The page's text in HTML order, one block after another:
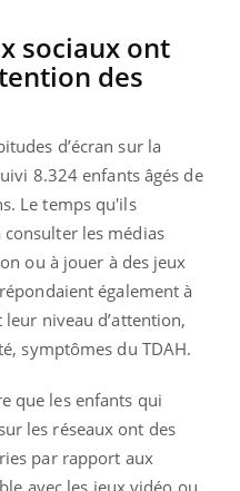
sociaux ont
des
d’écran sur la
8.324 enfants âgés de
Le temps qu'ils
les médias
ou à jouer à des jeux
également à
niveau d’attention,
symptômes du TDAH.
que les enfants qui
les réseaux ont des
par rapport aux
avec les jeux vidéo ou